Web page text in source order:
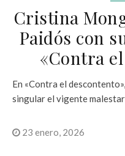
Cristina
Paidós con
«Contra
En «Contra el
singular el vigente
23 enero, 2026